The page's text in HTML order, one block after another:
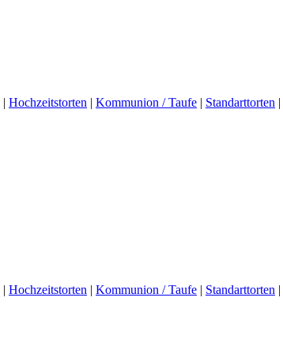
| Hochzeitstorten | Kommunion / Taufe | Standarttorten |
| Hochzeitstorten | Kommunion / Taufe | Standarttorten |